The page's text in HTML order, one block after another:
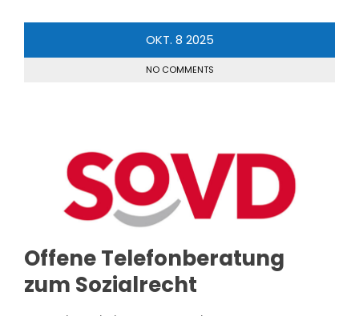
OKT. 8 2025
NO COMMENTS
Offene Telefonberatung
zum Sozialrecht